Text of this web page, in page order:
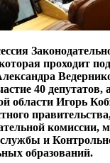
проходит под
40 депутатов,
области Игорь
комиссии,
и
образований.